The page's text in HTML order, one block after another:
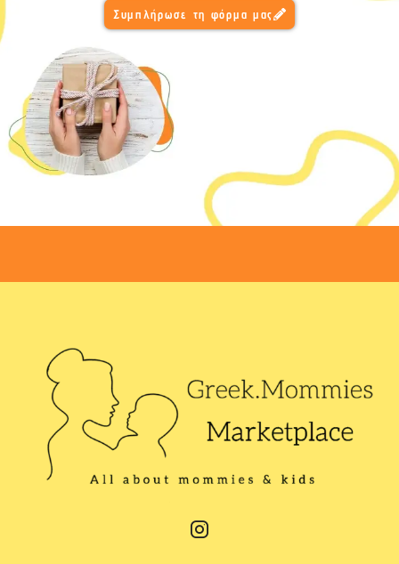
Συμπλήρωσε τη φόρμα μας